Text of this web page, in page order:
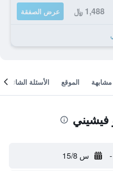
1,488 ﷼ عرض الصفقة
الموقع الأسئلة الشائعة
- س 15/8